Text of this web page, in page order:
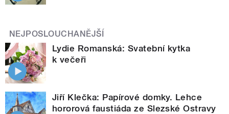
NEJPOSLOUCHANĚJŠÍ
Lydie Romanská: Svatební kytka
k večeři
Jiří Klečka: Papírové domky. Lehce
hororová faustiáda ze Slezské Ostravy